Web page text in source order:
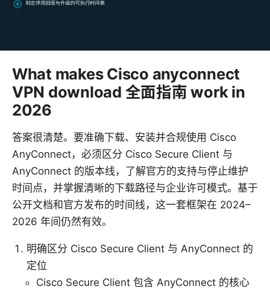
What makes Cisco anyconnect
VPN download 全面指南 work in
2026
答案很清楚。要准确下载、安装并合规使用 Cisco
AnyConnect，必须区分 Cisco Secure Client 与
AnyConnect 的版本线，了解官方的支持与停止维护
时间点，并掌握清晰的下载路径与企业许可模式。基于
公开文档和官方发布的时间线，这一套框架在 2024–
2026 年间仍然有效。
明确区分 Cisco Secure Client 与 AnyConnect 的
定位
Cisco Secure Client 包含 AnyConnect 的核心